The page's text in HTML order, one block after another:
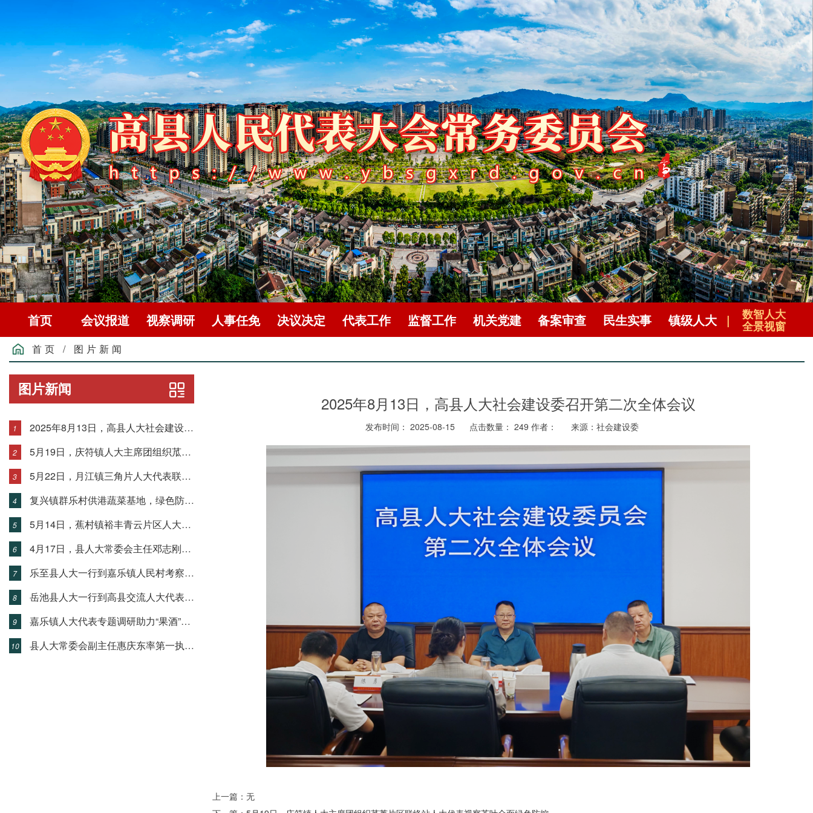
首页 会议报道 视察调研 人事任免 决议决定 代表工作 监督工作 机关党建 备案审查 民生实事 镇级人大 | 数智人大
全景视窗
首页 / 图片新闻
图片新闻
1 2025年8月13日，高县人大社会建设委召开第二次全体会议
2 5月19日，庆符镇人大主席团组织苽芦片区联络站人大代表视察茶叶全面绿色防控。
3 5月22日，月江镇三角片人大代表联络站开展第二季度代表小组活动。
4 复兴镇群乐村供港蔬菜基地，绿色防控辣椒丰收。
5 5月14日，蕉村镇裕丰青云片区人大代表联络站组织镇代表调研全面绿色防控工作。
6 4月17日，县人大常委会主任邓志刚到复兴镇调研督导驻村帮扶、重点项目建设、森林防灭火、全域绿色防控等工作
7 乐至县人大一行到嘉乐镇人民村考察蚕桑产业
8 岳池县人大一行到高县交流人大代表家站建设等工作
9 嘉乐镇人大代表专题调研助力“果酒”产业发展
10 县人大常委会副主任惠庆东率第一执法检查小组到胜天镇，开展《中华人民共和国农产品质量安全法》（以下简称《农产品质量安全法》）执法检查
2025年8月13日，高县人大社会建设委召开第二次全体会议
发布时间： 2025-08-15 点击数量： 249 作者： 来源：社会建设委
上一篇：无